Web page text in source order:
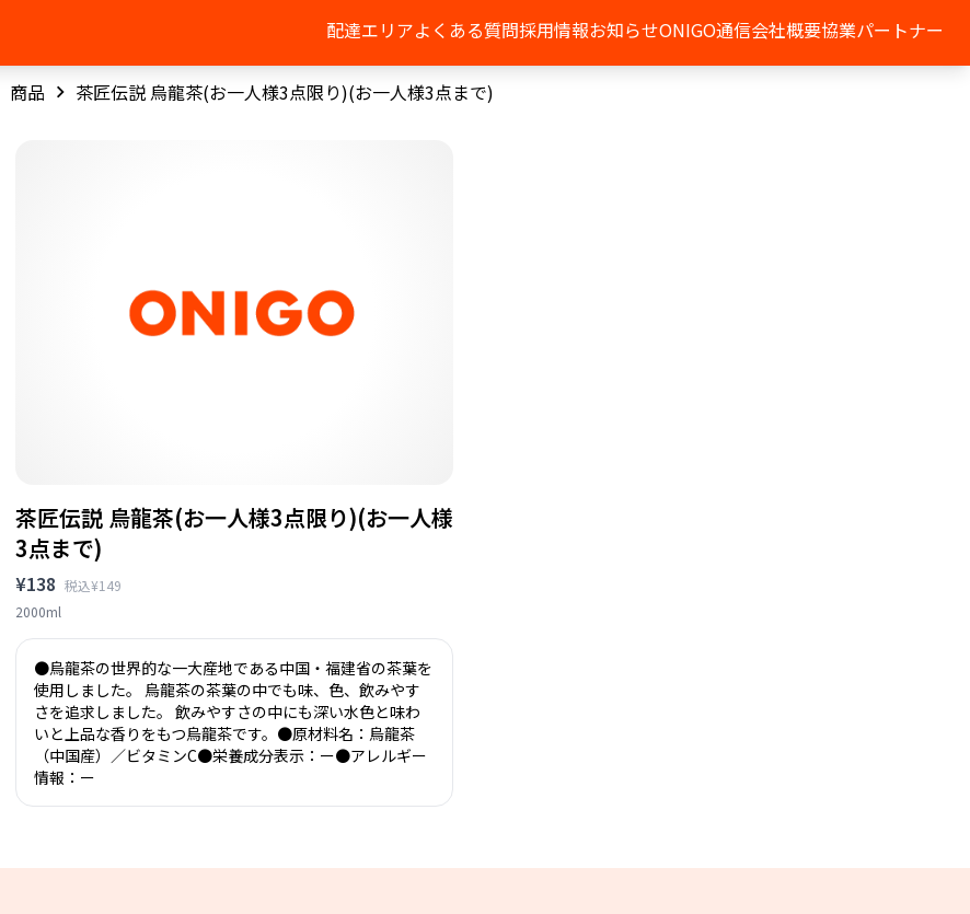
配達エリアよくある質問採用情報お知らせONIGO通信会社概要協業パートナー
商品 茶匠伝説 烏龍茶(お一人様3点限り)(お一人様3点まで)
茶匠伝説 烏龍茶(お一人様3点限り)(お一人様
3点まで)
¥138 税込¥149
2000ml
●烏龍茶の世界的な一大産地である中国・福建省の茶葉を
使用しました。 烏龍茶の茶葉の中でも味、色、飲みやす
さを追求しました。 飲みやすさの中にも深い水色と味わ
いと上品な香りをもつ烏龍茶です。●原材料名：烏龍茶
（中国産）／ビタミンC●栄養成分表示：ー●アレルギー
情報：ー